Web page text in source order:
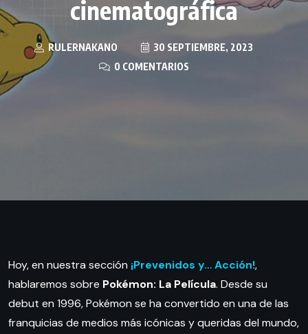
cinematográfica
RULERNAKANO
30 SEPTIEMBRE, 2023
0 COMENTARIOS
Hoy, en nuestra sección ¡Prevenidos y… Acción!,
hablaremos sobre Pokémon: La Película. Desde su
debut en 1996, Pokémon se ha convertido en una de las
franquicias de medios más icónicas y queridas del mundo,